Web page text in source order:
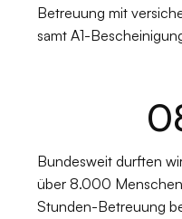
Betreuung mit
samt A1-
Bundesweit durften
über 8.000
Stunden-Betreuung